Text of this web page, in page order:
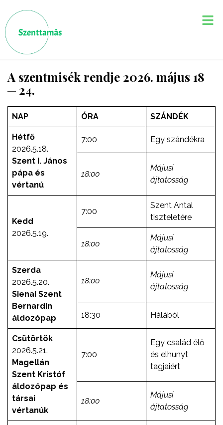
A szentmisék rendje 2026. május 18
─ 24.
NAP ÓRA SZÁNDÉK
Hétfő
2026.5.18.
Szent I. János
pápa és
vértanú
7:00 Egy szándékra
18:00
Májusi
ájtatosság
Kedd
2026.5.19.
7:00
Szent Antal
tiszteletére
18:00
Májusi
ájtatosság
Szerda
2026.5.20.
Sienai Szent
Bernardin
áldozópap
18:00
Májusi
ájtatosság
18:30 Hálából
Csütörtök
2026.5.21.
Magellán
Szent Kristóf
áldozópap és
társai
vértanúk
7:00
Egy család élő
és elhunyt
tagjaiért
18:00
Májusi
ájtatosság